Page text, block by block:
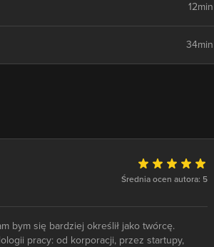
12min
34min
Średnia ocen autora: 5
bym się bardziej określił jako twórcę.
pracy: od korporacji, przez startupy,